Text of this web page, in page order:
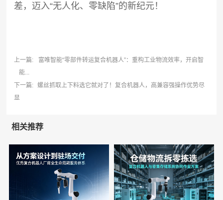
差，迈入“无人化、零缺陷”的新纪元！
上一篇:
富唯智能“零部件转运复合机器人”：重构工业物流效率，开启智
能...
下一篇:
螺丝抓取上下料选它就对了！复合机器人，高兼容强操作优势尽
显
相关推荐